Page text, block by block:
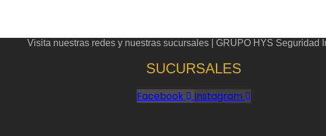
Visita nuestras redes y nuestras sucursales | GRUPO HYS Seguridad
SUCURSALES
Facebook Instagram